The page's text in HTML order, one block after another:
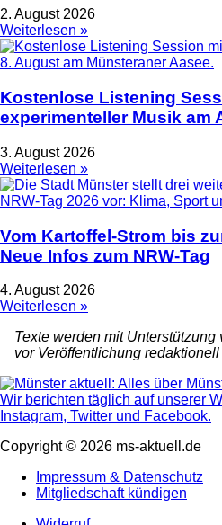
2. August 2026
Weiterlesen »
Kostenlose Listening
experimenteller Musik am
3. August 2026
Weiterlesen »
Vom Kartoffel-Strom bis
Neue Infos zum NRW-Tag
4. August 2026
Weiterlesen »
Texte werden mit
vor Veröffentlichung redaktionell
Copyright © 2026 ms-aktuell.de
Impressum & Datenschutz
Mitgliedschaft kündigen